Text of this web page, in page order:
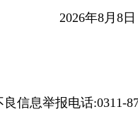
2026年8月8
信息举报电话:0311-